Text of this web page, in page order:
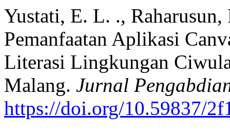
Yustati, E. L. .,
Pemanfaatan Aplikasi
Literasi Lingkungan
Malang. Jurnal
https://doi.org/10.59837/